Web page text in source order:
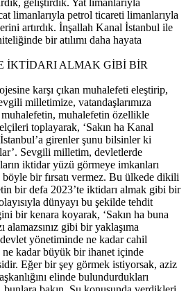
geliştirdik. Yat limanlarıyla
limanlarıyla petrol ticareti limanlarıyla
artırdık. İnşallah Kanal İstanbul ile
bir atılımı daha hayata
İKTİDARI ALMAK GİBİ BİR
karşı çıkan muhalefeti eleştirip,
milletimize, vatandaşlarımıza
muhalefetin özellikle
toplayarak, ‘Sakın ha Kanal
girenler şunu bilsinler ki
Sevgili milletim, devletlerde
iktidar yüzü görmeye imkanları
bir fırsatı vermez. Bu ülkede dikili
bir defa 2023’te iktidarı almak gibi bir
dünyayı bu şekilde tehdit
bir kenara koyarak, ‘Sakın ha buna
alamazsınız gibi bir yaklaşıma
yönetiminde ne kadar cahil
ne kadar büyük bir ihanet içinde
Eğer bir şey görmek istiyorsak, aziz
elinde bulundurdukları